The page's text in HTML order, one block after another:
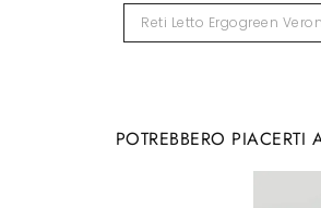
Reti Letto Ergogreen
POTREBBERO PIACERTI